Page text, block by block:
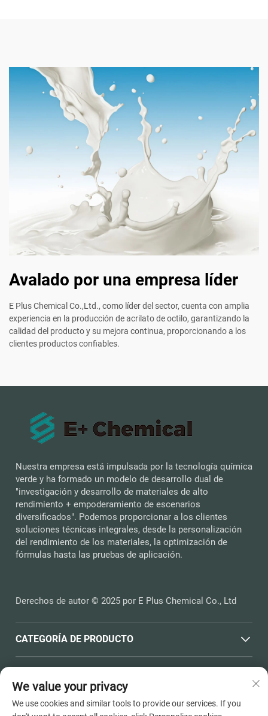
Avalado por una empresa líder
E Plus Chemical Co.,Ltd., como líder del sector, cuenta con amplia
experiencia en la producción de acrilato de octilo, garantizando la
calidad del producto y su mejora continua, proporcionando a los
clientes productos confiables.
Nuestra empresa está impulsada por la tecnología química
verde y ha formado un modelo de desarrollo dual de
"investigación y desarrollo de materiales de alto
rendimiento + empoderamiento de escenarios
diversificados". Podemos proporcionar a los clientes
soluciones técnicas integrales, desde la personalización
del rendimiento de los materiales, la optimización de
fórmulas hasta las pruebas de aplicación.
Derechos de autor © 2025 por E Plus Chemical Co., Ltd
CATEGORÍA DE PRODUCTO
INFORMACIÓN DE CONTACTO
We value your privacy
We use cookies and similar tools to provide our services. If you